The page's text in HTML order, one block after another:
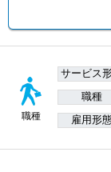
職種
サービス
職種
雇用形